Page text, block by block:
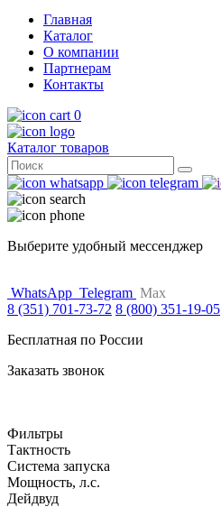
Главная
Каталог
О компании
Партнерам
Контакты
0
Каталог товаров
Поиск
for:
Выберите удобный мессенджер
WhatsApp Telegram Max
8 (351) 701-73-72 8 (800) 351-19-05
Бесплатная по России
Заказать звонок
Фильтры
Тактность
Система запуска
Мощность, л.с.
Дейдвуд